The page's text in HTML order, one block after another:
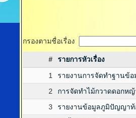
กรองตามชื่อเรื่อง
#
รายการหัวเรื่อง
1
รายงานการจัดทำฐานข้
2
การจัดทำไม้กวาดดอกหญ้
3
รายงานข้อมูลภูมิปัญญาท้